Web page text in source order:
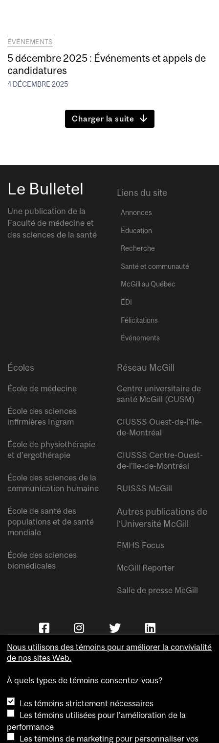
ÉVÉNEMENTS
5 décembre 2025 : Événements et appels de
candidatures
4 DÉCEMBRE 2025
Charger la suite
Le Bulletel
Une publication de la
Faculté de médecine et
des sciences de la santé
Liens du site
Annonces
Éducation
Recherche
Santé et communauté
McGill au Québec
ÉDI
Félicitations
Événements
Écoles
École de médecine
École des sciences
infirmières Ingram
École de physiothérapie
et d’ergothérapie
École des sciences de la
communication humaine
École de santé des
populations et de santé
mondiale
École des sciences
biomédicales
Réseau McGill
Centre universitaire de
santé McGill (CUSM)
CIUSSS Ouest-de-l’île-
de-Montréal
CIUSSS Centre-Ouest-
de-l’île-de-Montréal
RUISSS McGill
Autres publications de
l’Université McGill
FMHS Focus
McGill Reporter
Salle de presse McGill
Accessibilité
Confidentialité
Avis sur les témoins
Nous utilisons des témoins pour améliorer la convivialité
de nos sites Web.
À quels types de témoins consentez-vous?
Les témoins strictement nécessaires
Les témoins utilisées pour l'amélioration de la
performance
Les témoins de marketing pour personnaliser vos